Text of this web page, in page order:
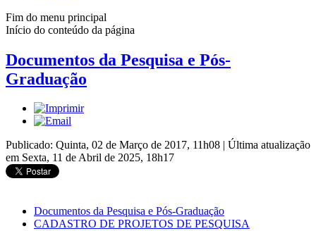
Fim do menu principal
Início do conteúdo da página
Documentos da Pesquisa e Pós-
Graduação
Publicado: Quinta, 02 de Março de 2017, 11h08 | Última atualização
em Sexta, 11 de Abril de 2025, 18h17
Documentos da Pesquisa e Pós-Graduação
CADASTRO DE PROJETOS DE PESQUISA